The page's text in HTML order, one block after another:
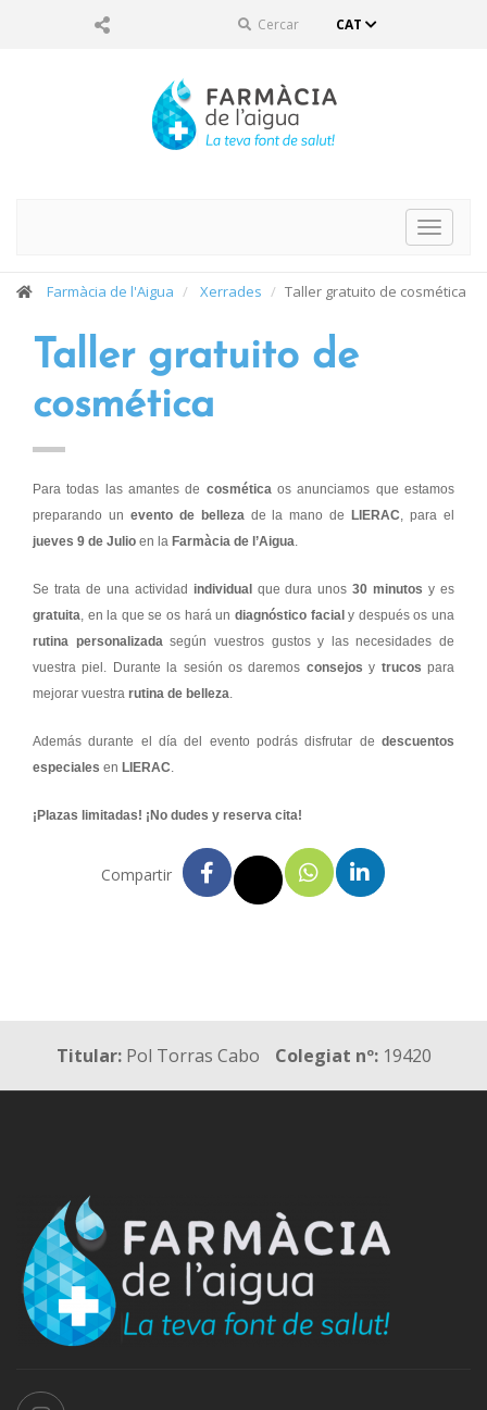
Cercar CAT
Toggle
Farmàcia de l'Aigua Xerrades Taller gratuito de cosmética
Taller gratuito de
cosmética
Para todas las amantes de cosméticaos anunciamos que estamos
preparando un evento de bellezade la mano de LIERAC, para el
jueves 9 de Julio en la Farmàcia de l’Aigua.
Se trata de una actividad individual que dura unos30 minutos y es
gratuita, en la que se os hará un diagnóstico facial y después os una
rutina personalizadasegún vuestros gustos y las necesidades de
vuestra piel. Durante la sesión os daremos consejos y trucos para
mejorar vuestra rutina de belleza.
Además durante el día del evento podrás disfrutar de descuentos
especiales en LIERAC.
¡Plazas limitadas! ¡No dudes y reserva cita!
Compartir
Titular:Pol Torras Cabo Colegiat nº:19420